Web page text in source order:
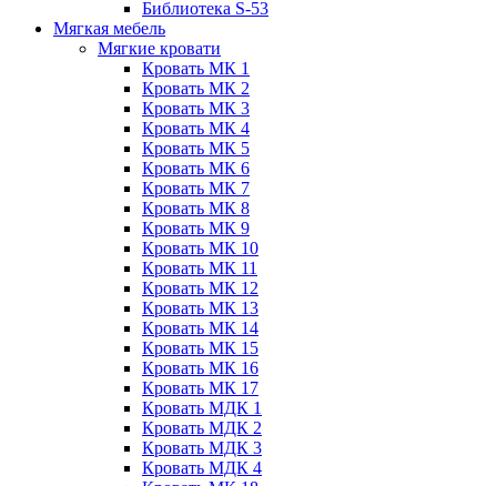
Библиотека S-53
Мягкая мебель
Мягкие кровати
Кровать МК 1
Кровать МК 2
Кровать МК 3
Кровать МК 4
Кровать МК 5
Кровать МК 6
Кровать МК 7
Кровать МК 8
Кровать МК 9
Кровать МК 10
Кровать МК 11
Кровать МК 12
Кровать МК 13
Кровать МК 14
Кровать МК 15
Кровать МК 16
Кровать МК 17
Кровать МДК 1
Кровать МДК 2
Кровать МДК 3
Кровать МДК 4